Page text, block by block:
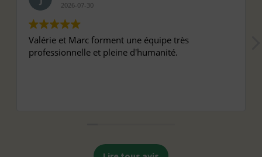
2026-07-30
Valérie et Marc forment une équipe très
professionnelle et pleine d'humanité.